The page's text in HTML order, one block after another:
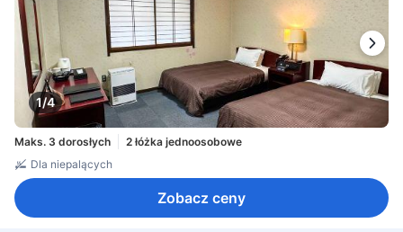
1/4
Maks. 3 dorosłych
2 łóżka jednoosobowe
Dla niepalących
Zobacz ceny